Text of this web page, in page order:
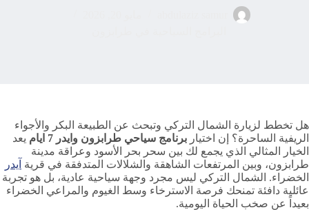
هل تخطط لزيارة الشمال التركي وتبحث عن الطبيعة البكر والأجواء
الريفية الساحرة؟ إن اختيار برنامج سياحي طرابزون وايدر 7 ايام
يعد
الخيار المثالي الذي يجمع لك بين سحر بحر الأسود وعراقة مدينة
طرابزون، وبين المرتفعات الشاهقة والشلالات المتدفقة في قرية آيدر
الخضراء. الشمال التركي ليس مجرد وجهة سياحية عادية، بل هو تجربة
عائلية دافئة تمنحك فرصة الاسترخاء وسط الغيوم والمراعي الخضراء
بعيداً عن صخب الحياة اليومية.